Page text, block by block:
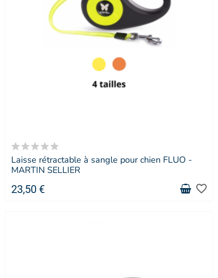
Laisse rétractable à sangle pour chien FLUO -
MARTIN SELLIER
23,50 € favorite_border